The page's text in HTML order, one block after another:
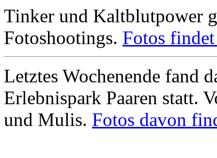
Tinker und Kaltblutpower
Fotoshootings. Fotos
Letztes Wochenende fand
Erlebnispark Paaren statt.
und Mulis. Fotos davon